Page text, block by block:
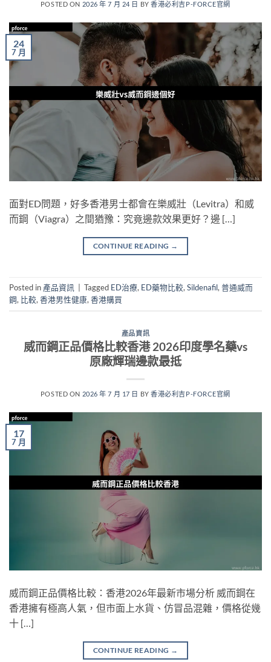
POSTED ON 2026 年 7 月 24 日 BY香港必利吉P-FORCE官網
24
7 月
面對ED問題，好多香港男士都會在樂威壯（Levitra）和威
而鋼（Viagra）之間猶豫：究竟邊款效果更好？邊 […]
CONTINUE READING →
Posted in 產品資訊 Tagged ED治療, ED藥物比較, Sildenafil, 普通威而
鋼, 比較, 香港男性健康, 香港購買
產品資訊
威而鋼正品價格比較香港 2026印度學名藥vs
原廠輝瑞邊款最抵
POSTED ON 2026 年 7 月 17 日 BY香港必利吉P-FORCE官網
17
7 月
威而鋼正品價格比較：香港2026年最新市場分析 威而鋼在
香港擁有極高人氣，但市面上水貨、仿冒品混雜，價格從幾
十 […]
CONTINUE READING →